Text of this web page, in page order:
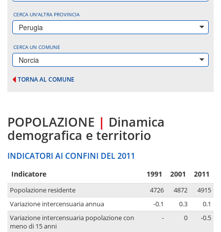
CERCA UN'ALTRA PROVINCIA
Perugia
CERCA UN COMUNE
Norcia
TORNA AL COMUNE
POPOLAZIONE | Dinamica
demografica e territorio
INDICATORI AI CONFINI DEL 2011
Indicatore 1991 2001 2011
Popolazione residente 4726 4872
4915
Variazione intercensuaria annua
-0.1 0.3
0.1
Variazione intercensuaria popolazione con
meno di 15 anni
- 0 -0.5